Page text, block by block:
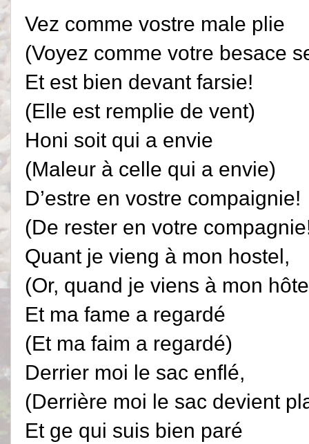
Vez comme vostre male plie
(Voyez comme votre besace
Et est bien devant farsie!
(Elle est remplie de vent)
Honi soit qui a envie
(Maleur à celle qui a envie)
D’estre en vostre compaignie!
(De rester en votre
Quant je vieng à mon hostel,
(Or, quand je viens à mon
Et ma fame a regardé
(Et ma faim a regardé)
Derrier moi le sac enflé,
(Derrière moi le sac devient
Et ge qui suis bien paré